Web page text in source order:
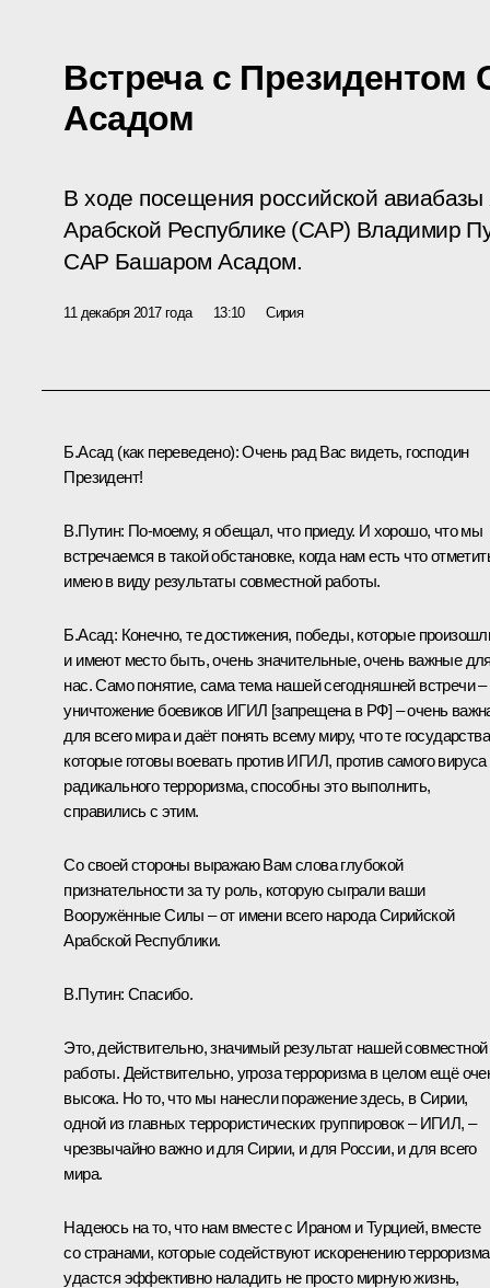
Встреча с
Асадом
В ходе посещения российской
Арабской Республике (САР) Владимир
САР Башаром Асадом.
11 декабря 2017 года 13:10 Сирия
Б.Асад (как переведено):Очень рад Вас видеть, господин
Президент!
В.Путин: По-моему, я обещал, что приеду. И хорошо, что мы
встречаемся в такой обстановке, когда нам есть что
имею в виду результаты совместной работы.
Б.Асад: Конечно, те достижения, победы, которые
и имеют место быть, очень значительные, очень важные
нас. Само понятие, сама тема нашей сегодняшней встречи –
уничтожение боевиков ИГИЛ [запрещена в РФ] – очень
для всего мира и даёт понять всему миру, что те
которые готовы воевать против ИГИЛ, против самого вируса
радикального терроризма, способны это выполнить,
справились с этим.
Со своей стороны выражаю Вам слова глубокой
признательности за ту роль, которую сыграли ваши
Вооружённые Силы – от имени всего народа Сирийской
Арабской Республики.
В.Путин: Спасибо.
Это, действительно, значимый результат нашей совместной
работы. Действительно, угроза терроризма в целом ещё
высока. Но то, что мы нанесли поражение здесь, в Сирии,
одной из главных террористических группировок – ИГИЛ, –
чрезвычайно важно и для Сирии, и для России, и для всего
мира.
Надеюсь на то, что нам вместе с Ираном и Турцией, вместе
со странами, которые содействуют искоренению
удастся эффективно наладить не просто мирную жизнь,